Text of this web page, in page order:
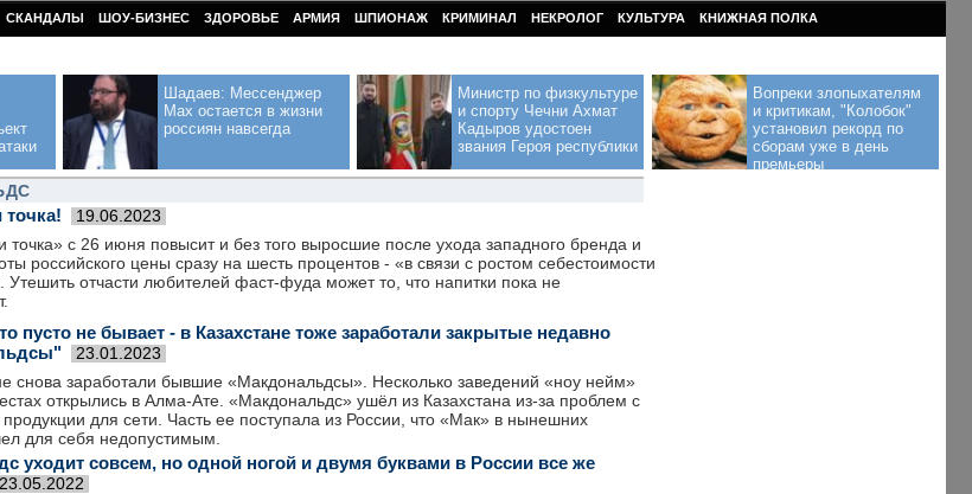
СКАНДАЛЫ ШОУ-БИЗНЕС ЗДОРОВЬЕ АРМИЯ ШПИОНАЖ КРИМИНАЛ НЕКРОЛОГ КУЛЬТУРА КНИЖНАЯ ПОЛКА
Шадаев: Мессенджер
Max остается в жизни
россиян навсегда
Министр по физкультуре
и спорту Чечни Ахмат
Кадыров удостоен
звания Героя республики
Вопреки злопыхателям
и критикам, "Колобок"
установил рекорд по
сборам уже в день
премьеры
19.06.2023
точка» с 26 июня повысит и без того выросшие после ухода западного бренда и
российского цены сразу на шесть процентов - «в связи с ростом себестоимости
Утешить отчасти любителей фаст-фуда может то, что напитки пока не
пусто не бывает - в Казахстане тоже заработали закрытые недавно
23.01.2023
снова заработали бывшие «Макдональдсы». Несколько заведений «ноу нейм»
открылись в Алма-Ате. «Макдональдс» ушёл из Казахстана из-за проблем с
продукции для сети. Часть ее поступала из России, что «Мак» в нынешних
для себя недопустимым.
уходит совсем, но одной ногой и двумя буквами в России все же
23.05.2022